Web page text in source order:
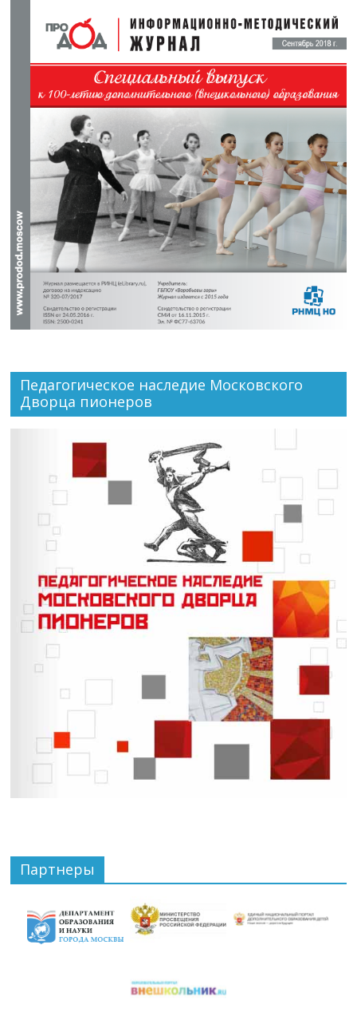
Педагогическое наследие Московского
Дворца пионеров
Партнеры